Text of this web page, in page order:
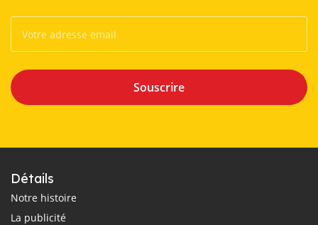
Souscrire
Détails
Notre histoire
La publicité